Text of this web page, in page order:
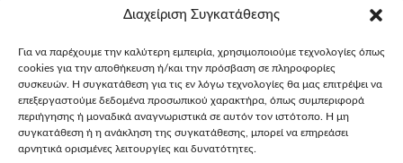
Διαχείριση Συγκατάθεσης
Για να παρέχουμε την καλύτερη εμπειρία, χρησιμοποιούμε τεχνολογίες όπως
cookies για την αποθήκευση ή/και την πρόσβαση σε πληροφορίες
συσκευών. Η συγκατάθεση για τις εν λόγω τεχνολογίες θα μας επιτρέψει να
επεξεργαστούμε δεδομένα προσωπικού χαρακτήρα, όπως συμπεριφορά
περιήγησης ή μοναδικά αναγνωριστικά σε αυτόν τον ιστότοπο. Η μη
συγκατάθεση ή η ανάκληση της συγκατάθεσης, μπορεί να επηρεάσει
αρνητικά ορισμένες λειτουργίες και δυνατότητες.
Κριτήρια Καταλληλότητας
Υποβολή Αιτήματος
NEWSLETTER
Email*